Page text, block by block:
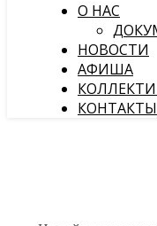
О НАС
НОВОСТИ
АФИША
КОНТАКТЫ